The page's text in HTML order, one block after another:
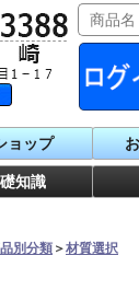
ョップ
知識
別分類 ＞材質選択